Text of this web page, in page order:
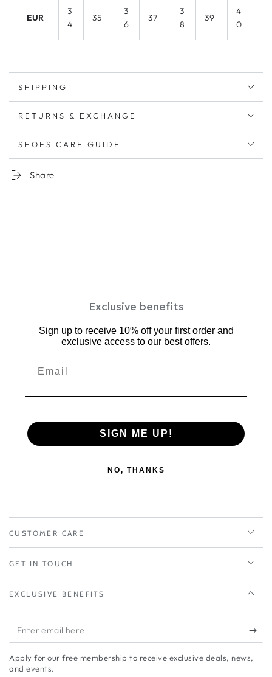
EUR
3
4
35
3
6
37
3
8
39
4
0
Made of buttery soft leather that give you breathable
comfort all day from the first day.
Handmade in Japan
100% cowhide leather upper
3.5 cm Light-weight and non-slip outsole
定番のブラックに加え、ニュアンスカラーを取り入れたカ
ラーラインナップで
ヒールはスタイルアップを叶える3.5㎝。安定感のあるヒー
（完全防水ではありません）
すくお手入れも簡単！（完全防水ではありません）
脱ぎ履きのし易いサイドゴア仕様
取り外し可能のふかふかカップインソール（中敷）仕
中敷：カップインソール仕様(取り外し可能)
ヒール：約3.5cm
筒丈：約13cm（23.5cm時）
素材：牛革(撥水加工)、合成底
原産国：日本
SHIPPING
RETURNS & EXCHANGE
SHOES CARE GUIDE
Share
Exclusive benefits
Sign up to receive 10% off your first order and
exclusive access to our best offers.
SIGN ME UP!
NO, THANKS
CUSTOMER CARE
GET IN TOUCH
EXCLUSIVE BENEFITS
Enter
email
here
Apply for our free membership to receive exclusive deals, news,
and events.